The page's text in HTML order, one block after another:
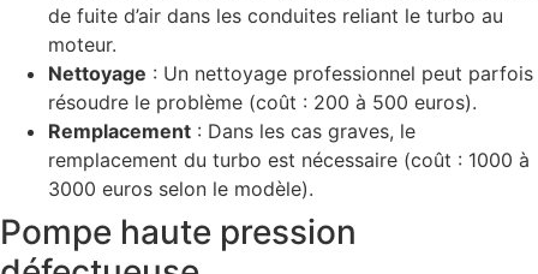
de fuite d’air dans les conduites reliant le turbo au
moteur.
Nettoyage : Un nettoyage professionnel peut parfois
résoudre le problème (coût : 200 à 500 euros).
Remplacement : Dans les cas graves, le
remplacement du turbo est nécessaire (coût : 1000 à
3000 euros selon le modèle).
Pompe haute pression